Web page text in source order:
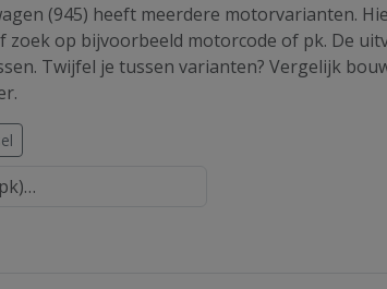
(945) heeft meerdere motorvarianten.
zoek op bijvoorbeeld motorcode of pk. De
Twijfel je tussen varianten? Vergelijk